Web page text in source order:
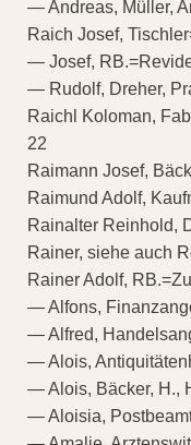
— Andreas, Müller,
Raich Josef,
— Josef,
— Rudolf, Dreher,
Raichl Koloman,
22
Raimann Josef,
Raimund Adolf,
Rainalter Reinhold,
Rainer, siehe auch
Rainer Adolf,
— Alfons,
— Alfred,
— Alois,
— Alois, Bäcker, H.,
— Aloisia,